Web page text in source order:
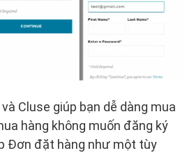
Cluse giúp bạn dễ dàng mua
hàng không muốn đăng ký
Đơn đặt hàng như một tùy